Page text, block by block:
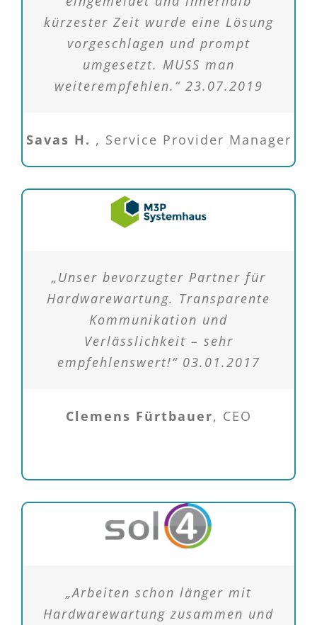
kürzester Zeit wurde eine Lösung
vorgeschlagen und prompt
umgesetzt. MUSS man
weiterempfehlen.“ 23.07.2019
Savas H. , Service Provider Manager
„Unser bevorzugter Partner für
Hardwarewartung. Transparente
Kommunikation und
Verlässlichkeit – sehr
empfehlenswert!“ 03.01.2017
Clemens Fürtbauer, CEO
„Arbeiten schon länger mit
Hardwarewartung zusammen und